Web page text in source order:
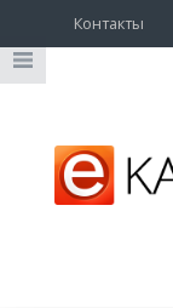
Контакты